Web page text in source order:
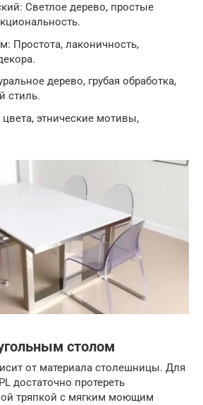
Светлое дерево, простые
Простота, лаконичность,
дерево, грубая обработка,
стиль.
этнические мотивы,
столом
от материала столешницы. Для
достаточно протереть
тряпкой с мягким моющим